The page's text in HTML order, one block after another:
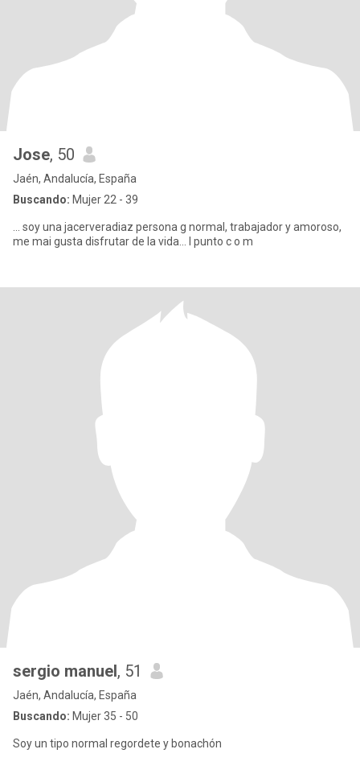
Jose, 50
Jaén, Andalucía, España
Buscando: Mujer 22 - 39
... soy una jacerveradiaz persona g normal, trabajador y amoroso,
me mai gusta disfrutar de la vida... l punto c o m
sergio manuel, 51
Jaén, Andalucía, España
Buscando: Mujer 35 - 50
Soy un tipo normal regordete y bonachón